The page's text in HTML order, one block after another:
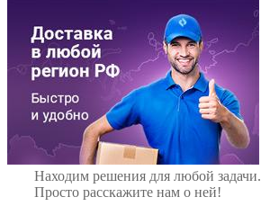
Находим решения для любой задачи.
Просто расскажите нам о ней!